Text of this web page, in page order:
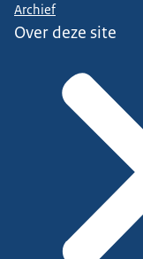
Archief
Over deze site